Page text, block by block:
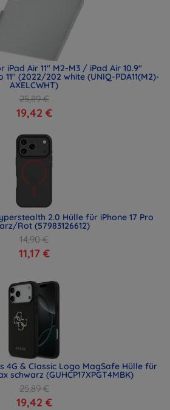
iPad Air 11" M2-M3 / iPad Air 10.9"
(2022/202 white (UNIQ-PDA11(M2)-
AXELCWHT)
25,89 €
19,42 €
2.0 Hülle für iPhone 17 Pro
Rot (57983126612)
14,90 €
11,17 €
4G & Classic Logo MagSafe Hülle für
schwarz (GUHCP17XPGT4MBK)
25,89 €
19,42 €